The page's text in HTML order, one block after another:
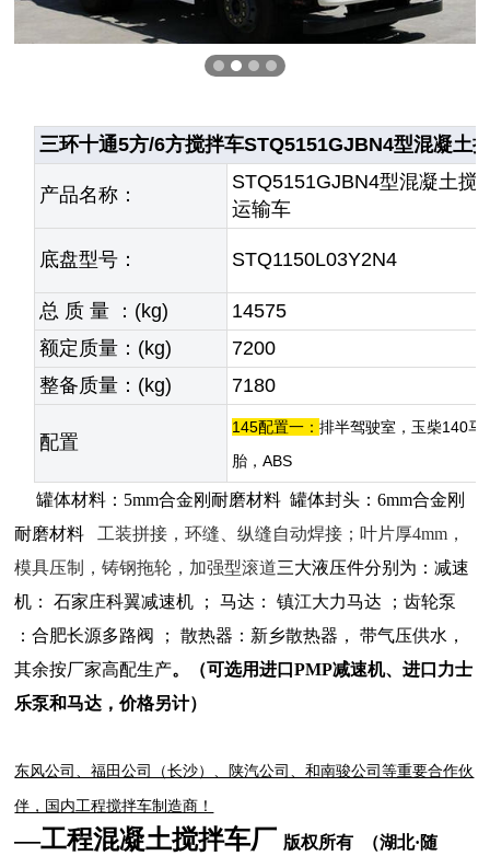
三环十通5方/6方搅拌车STQ5151GJBN4型混凝土
产品名称：
STQ5151GJBN4型混凝土搅
运输车
底盘型号： STQ1150L03Y2N4
总 质 量 ：(kg)
14575
额定质量：(kg)
7200
整备质量：(kg)
7180
配置
145配置一：排半驾驶室，玉柴140
胎，ABS
罐体材料：5mm合金刚耐磨材料 罐体封头：6mm合金刚
耐磨材料
工装拼接，环缝、纵缝自动焊接；叶片厚4mm，
模具压制，铸钢拖轮，加强型滚道三大液压件分别为：减速
机： 石家庄科翼减速机 ； 马达： 镇江大力马达 ；齿轮泵
：合肥长源多路阀 ； 散热器：新乡散热器， 带气压供水，
其余按厂家高配生产。（可选用进口PMP减速机、进口力士
乐泵和马达，价格另计）
东风公司、福田公司（长沙）、陕汽公司、和南骏公司等重要合作伙
伴，国内工程搅拌车制造商！
—工程混凝土搅拌车厂 版权所有 （湖北·随